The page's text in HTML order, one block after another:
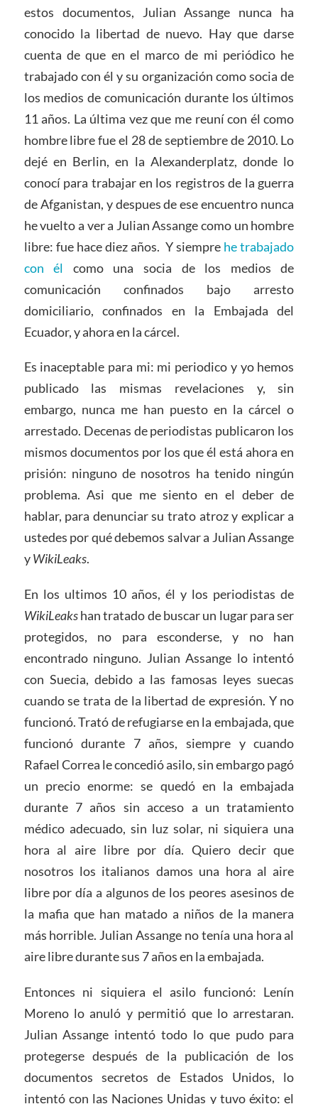
estos documentos, Julian Assange nunca ha
conocido la libertad de nuevo. Hay que darse
cuenta de que en el marco de mi periódico he
trabajado con él y su organización como socia de
los medios de comunicación durante los últimos
11 años. La última vez que me reuní con él como
hombre libre fue el 28 de septiembre de 2010. Lo
dejé en Berlin, en la Alexanderplatz, donde lo
conocí para trabajar en los registros de la guerra
de Afganistan, y despues de ese encuentro nunca
he vuelto a ver a Julian Assange como un hombre
libre: fue hace diez años. Y siempre he trabajado
con él como una socia de los medios de
comunicación confinados bajo arresto
domiciliario, confinados en la Embajada del
Ecuador, y ahora en la cárcel.
Es inaceptable para mi: mi periodico y yo hemos
publicado las mismas revelaciones y, sin
embargo, nunca me han puesto en la cárcel o
arrestado. Decenas de periodistas publicaron los
mismos documentos por los que él está ahora en
prisión: ninguno de nosotros ha tenido ningún
problema. Asi que me siento en el deber de
hablar, para denunciar su trato atroz y explicar a
ustedes por qué debemos salvar a Julian Assange
yWikiLeaks.
En los ultimos 10 años, él y los periodistas de
WikiLeakshan tratado de buscar un lugar para ser
protegidos, no para esconderse, y no han
encontrado ninguno. Julian Assange lo intentó
con Suecia, debido a las famosas leyes suecas
cuando se trata de la libertad de expresión. Y no
funcionó. Trató de refugiarse en la embajada, que
funcionó durante 7 años, siempre y cuando
Rafael Correa le concedió asilo, sin embargo pagó
un precio enorme: se quedó en la embajada
durante 7 años sin acceso a un tratamiento
médico adecuado, sin luz solar, ni siquiera una
hora al aire libre por día. Quiero decir que
nosotros los italianos damos una hora al aire
libre por día a algunos de los peores asesinos de
la mafia que han matado a niños de la manera
más horrible. Julian Assange no tenía una hora al
aire libre durante sus 7 años en la embajada.
Entonces ni siquiera el asilo funcionó: Lenín
Moreno lo anuló y permitió que lo arrestaran.
Julian Assange intentó todo lo que pudo para
protegerse después de la publicación de los
documentos secretos de Estados Unidos, lo
intentó con las Naciones Unidas y tuvo éxito: el